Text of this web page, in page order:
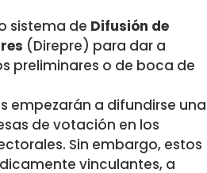
sistema de Difusión de
(Direpre) para dar a
preliminares o de boca de
empezarán a difundirse una
de votación en los
Sin embargo, estos
vinculantes, a